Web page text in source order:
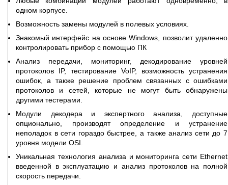
одном корпусе.
Возможность замены модулей в полевых условиях.
Знакомый интерфейс на основе Windows, позволит удаленно
контролировать прибор с помощью ПК
Анализ передачи, мониторинг, декодирование уровней
протоколов IP, тестирование VoIP, возможность устранения
ошибок, а также решение проблем связанных с ошибками
протоколов и сетей, которые не могут быть обнаружены
другими тестерами.
Модули декодера и экспертного анализа, доступные
опционально, производят определение и устранение
неполадок в сети гораздо быстрее, а также анализ сети до 7
уровня модели OSI.
Уникальная технология анализа и мониторинга сети Ethernet
введенной в эксплуатацию и анализ протоколов на полной
скорость передачи.